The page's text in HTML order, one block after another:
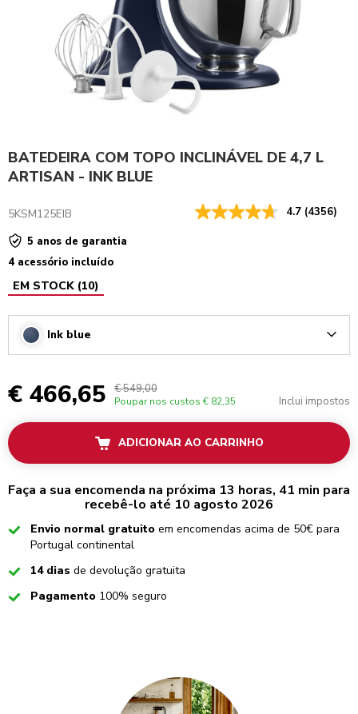
BATEDEIRA COM TOPO INCLINÁVEL DE 4,7 L
ARTISAN - INK BLUE
5KSM125EIB 4.7 (4356)
5 anos de garantia
4 acessório incluído
EM STOCK (10)
Ink blue
€ 466,65 € 549,00
Poupar nos custos € 82,35 Inclui impostos
ADICIONAR AO CARRINHO
Faça a sua encomenda na próxima 13 horas, 41 min para
recebê-lo até 10 agosto 2026
CheckedEnvio normal gratuito em encomendas acima de 50€ para
Portugal continental
Checked
14 dias de devolução gratuita
CheckedPagamento 100% seguro